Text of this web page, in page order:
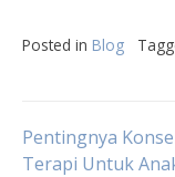
Posted in Blog
Post
Pentingnya
Terapi Untuk